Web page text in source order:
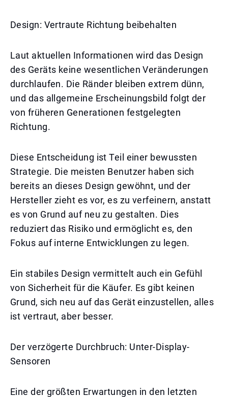
Design: Vertraute Richtung beibehalten
Laut aktuellen Informationen wird das Design
des Geräts keine wesentlichen Veränderungen
durchlaufen. Die Ränder bleiben extrem dünn,
und das allgemeine Erscheinungsbild folgt der
von früheren Generationen festgelegten
Richtung.
Diese Entscheidung ist Teil einer bewussten
Strategie. Die meisten Benutzer haben sich
bereits an dieses Design gewöhnt, und der
Hersteller zieht es vor, es zu verfeinern, anstatt
es von Grund auf neu zu gestalten. Dies
reduziert das Risiko und ermöglicht es, den
Fokus auf interne Entwicklungen zu legen.
Ein stabiles Design vermittelt auch ein Gefühl
von Sicherheit für die Käufer. Es gibt keinen
Grund, sich neu auf das Gerät einzustellen, alles
ist vertraut, aber besser.
Der verzögerte Durchbruch: Unter-Display-
Sensoren
Eine der größten Erwartungen in den letzten